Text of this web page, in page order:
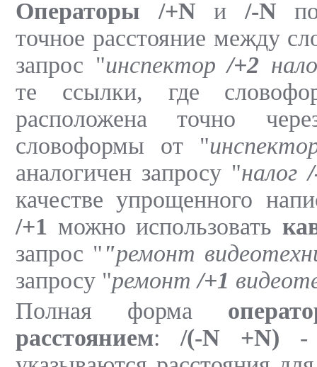
Операторы /+N и /-N
точное расстояние между
запрос "инспектор/+2
те ссылки, где
расположена точно
словоформы от "
аналогичен запросу "налог
качестве упрощенного
/+1 можно использовать
запрос " "ремонт
запросу "ремонт/+1
Полная форма
расстоянием: /(-N +N) -